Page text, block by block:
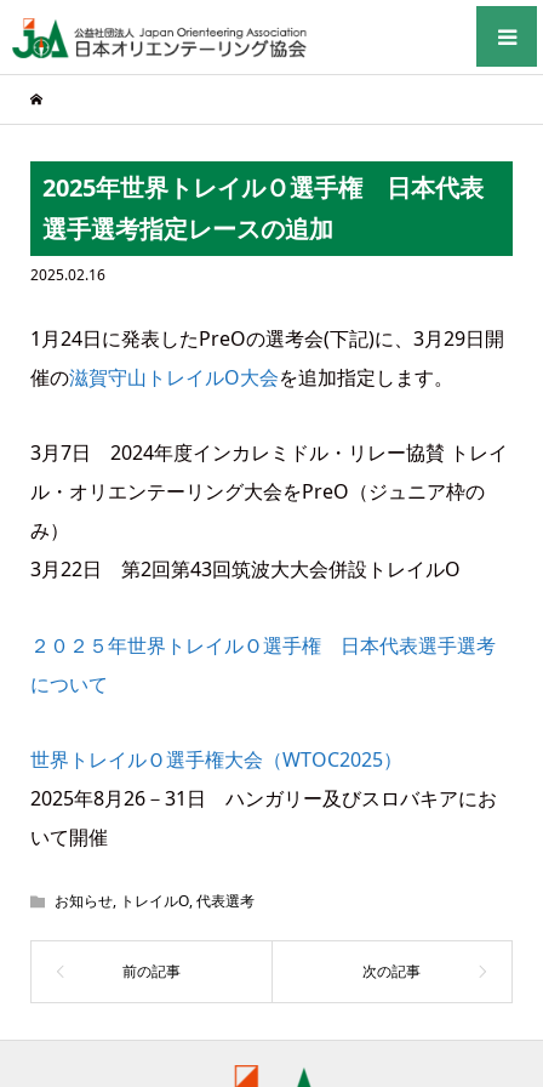
2025年世界トレイルＯ選手権 日本代表
選手選考指定レースの追加
2025.02.16
1月24日に発表したPreOの選考会(下記)に、3月29日開
催の滋賀守山トレイルO大会を追加指定します。
3月7日 2024年度インカレミドル・リレー協賛 トレイ
ル・オリエンテーリング大会をPreO（ジュニア枠の
み）
3月22日 第2回第43回筑波大大会併設トレイルO
２０２５年世界トレイルＯ選手権 日本代表選手選考
について
世界トレイルＯ選手権大会（WTOC2025）
2025年8月26－31日 ハンガリー及びスロバキアにお
いて開催
お知らせ, トレイルO,代表選考